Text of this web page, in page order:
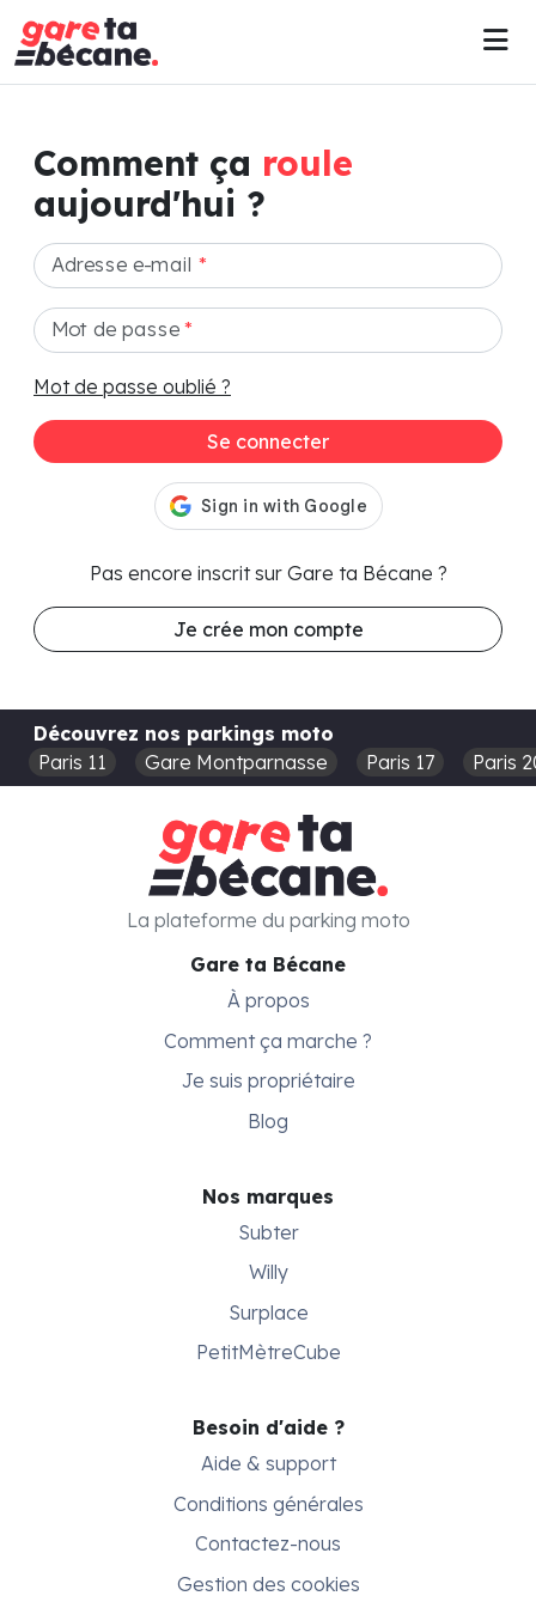
Comment ça roule
aujourd'hui ?
Adresse e-mail *
Mot de passe*
Mot de passe oublié ?
Se connecter
Pas encore inscrit sur Gare ta Bécane ?
Je crée mon compte
Découvrez nos parkings moto
Paris 11
Gare Montparnasse Paris 17 Paris
Gare ta Bécane
À propos
Comment ça marche ?
Je suis propriétaire
Blog
Nos marques
Subter
Willy
Surplace
PetitMètreCube
Besoin d'aide ?
Aide & support
Conditions générales
Contactez-nous
Gestion des cookies
La plateforme du parking moto